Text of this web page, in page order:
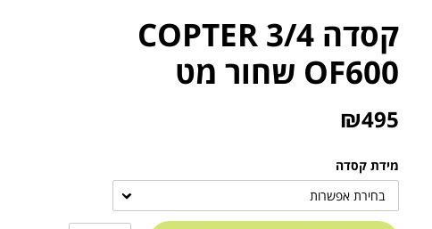
קסדה 3/4 COPTER
OF600 שחור מט
₪495
מידת קסדה
בחירת אפשרות